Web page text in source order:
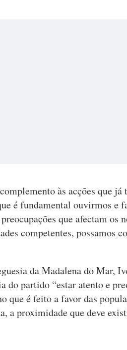
às acções que já
é fundamental ouvirmos e
que afectam os
competentes, possamos
da Madalena do Mar,
do partido “estar atento e
que é feito a favor das
a proximidade que deve